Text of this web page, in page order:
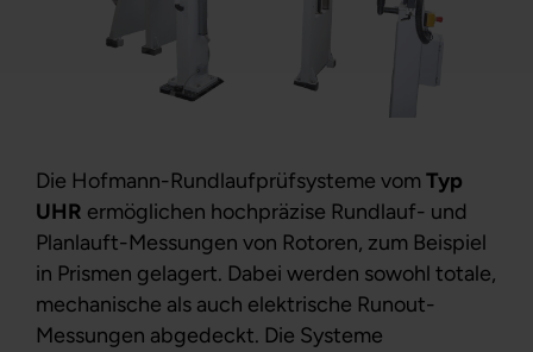
Die Hofmann-Rundlaufprüfsysteme vom Typ
UHR ermöglichen hochpräzise Rundlauf- und
Planlauft-Messungen von Rotoren, zum Beispiel
in Prismen gelagert. Dabei werden sowohl totale,
mechanische als auch elektrische Runout-
Messungen abgedeckt. Die Systeme